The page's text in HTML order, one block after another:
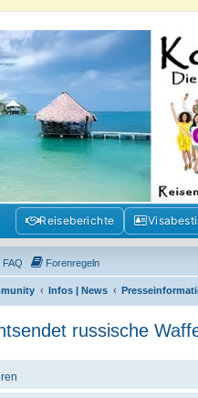
- Das grosse
Politik, Geschichte und Visum in
Reiseberichte
FAQ Forenregeln
Infos | News
russische